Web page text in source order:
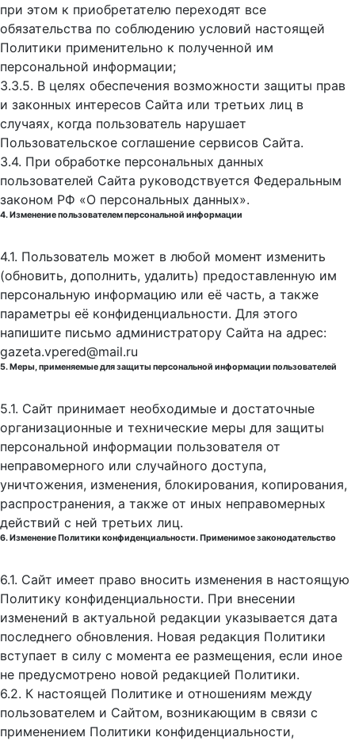
при этом к приобретателю переходят все
обязательства по соблюдению условий настоящей
Политики применительно к полученной им
персональной информации;
3.3.5. В целях обеспечения возможности защиты прав
и законных интересов Сайта или третьих лиц в
случаях, когда пользователь нарушает
Пользовательское соглашение сервисов Сайта.
3.4. При обработке персональных данных
пользователей Сайта руководствуется Федеральным
законом РФ «О персональных данных».
4. Изменение пользователем персональной информации
4.1. Пользователь может в любой момент изменить
(обновить, дополнить, удалить) предоставленную им
персональную информацию или её часть, а также
параметры её конфиденциальности. Для этого
напишите письмо администратору Сайта на адрес:
gazeta.vpered@mail.ru
5. Меры, применяемые для защиты персональной информации пользователей
5.1. Сайт принимает необходимые и достаточные
организационные и технические меры для защиты
персональной информации пользователя от
неправомерного или случайного доступа,
уничтожения, изменения, блокирования, копирования,
распространения, а также от иных неправомерных
действий с ней третьих лиц.
6. Изменение Политики конфиденциальности. Применимое законодательство
6.1. Сайт имеет право вносить изменения в настоящую
Политику конфиденциальности. При внесении
изменений в актуальной редакции указывается дата
последнего обновления. Новая редакция Политики
вступает в силу с момента ее размещения, если иное
не предусмотрено новой редакцией Политики.
6.2. К настоящей Политике и отношениям между
пользователем и Сайтом, возникающим в связи с
применением Политики конфиденциальности,